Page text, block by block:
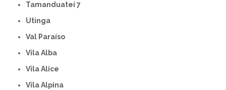
Tamanduateí 7
Utinga
Val Paraíso
Vila Alba
Vila Alice
Vila Alpina